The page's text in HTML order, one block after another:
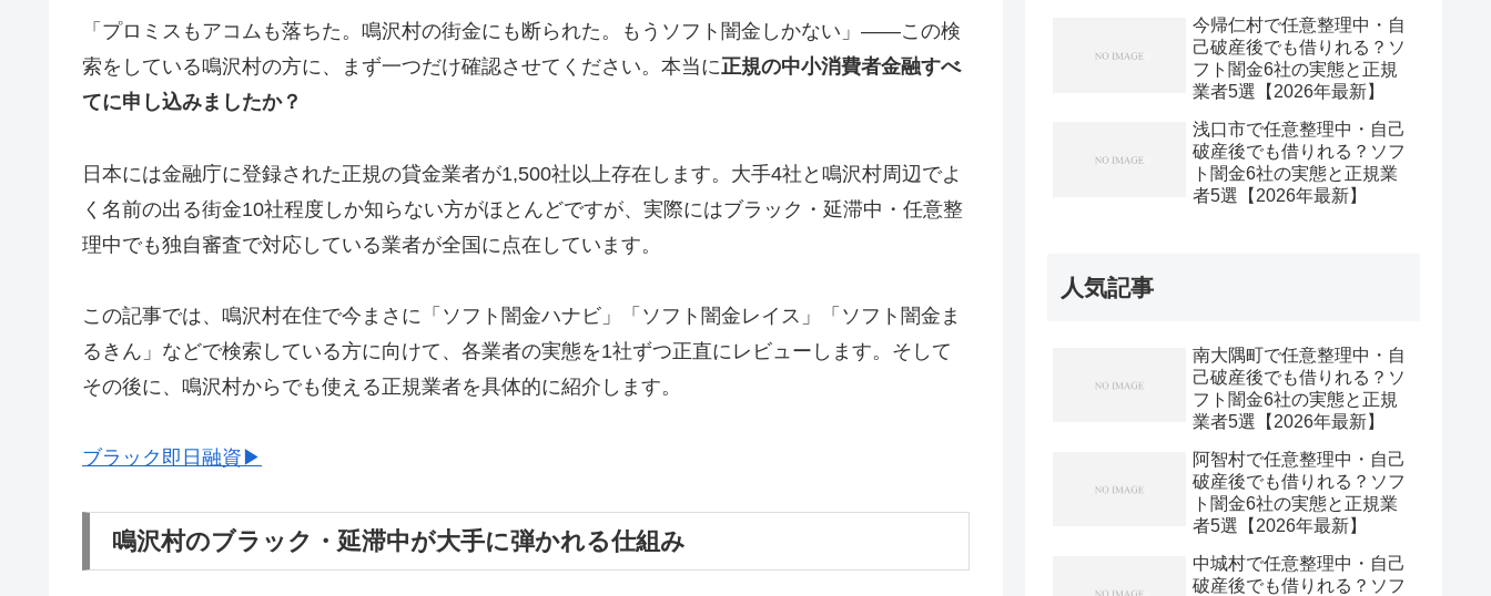
「プロミスもアコムも落ちた。鳴沢村の街金にも断られた。もうソフト闇金しかない」——この検
索をしている鳴沢村の方に、まず一つだけ確認させてください。本当に正規の中小消費者金融すべ
てに申し込みましたか？
日本には金融庁に登録された正規の貸金業者が1,500社以上存在します。大手4社と鳴沢村周辺でよ
く名前の出る街金10社程度しか知らない方がほとんどですが、実際にはブラック・延滞中・任意整
理中でも独自審査で対応している業者が全国に点在しています。
この記事では、鳴沢村在住で今まさに「ソフト闇金ハナビ」「ソフト闇金レイス」「ソフト闇金ま
るきん」などで検索している方に向けて、各業者の実態を1社ずつ正直にレビューします。そして
その後に、鳴沢村からでも使える正規業者を具体的に紹介します。
ブラック即日融資▶
鳴沢村のブラック・延滞中が大手に弾かれる仕組み
今帰仁村で任意整理中・自
己破産後でも借りれる？ソ
フト闇金6社の実態と正規
業者5選【2026年最新】
浅口市で任意整理中・自己
破産後でも借りれる？ソフ
ト闇金6社の実態と正規業
者5選【2026年最新】
人気記事
南大隅町で任意整理中・自
己破産後でも借りれる？ソ
フト闇金6社の実態と正規
業者5選【2026年最新】
阿智村で任意整理中・自己
破産後でも借りれる？ソフ
ト闇金6社の実態と正規業
者5選【2026年最新】
中城村で任意整理中・自己
破産後でも借りれる？ソフ